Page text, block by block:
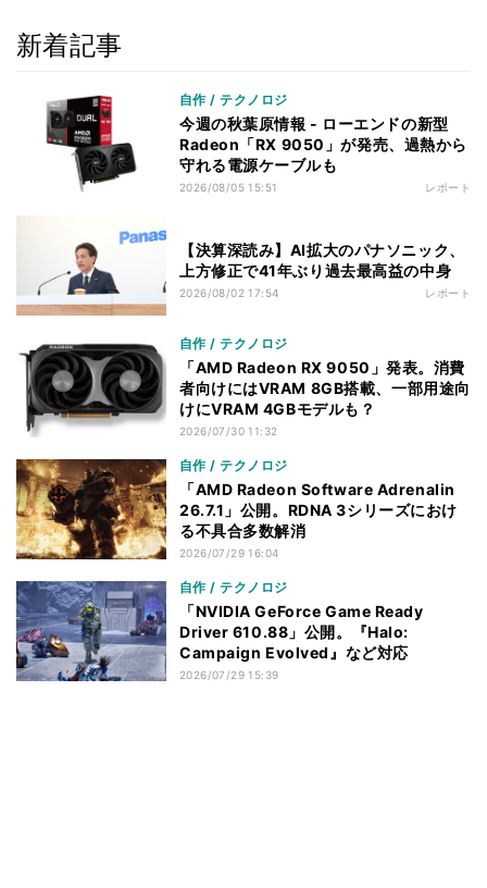
新着記事
自作 / テクノロジ
今週の秋葉原情報 - ローエンドの新型
Radeon「RX 9050」が発売、過熱から
守れる電源ケーブルも
2026/08/05 15:51 レポート
【決算深読み】AI拡大のパナソニック、
上方修正で41年ぶり過去最高益の中身
2026/08/02 17:54 レポート
自作 / テクノロジ
「AMD Radeon RX 9050」発表。消費
者向けにはVRAM 8GB搭載、一部用途向
けにVRAM 4GBモデルも？
2026/07/30 11:32
自作 / テクノロジ
「AMD Radeon Software Adrenalin
26.7.1」公開。RDNA 3シリーズにおけ
る不具合多数解消
2026/07/29 16:04
自作 / テクノロジ
「NVIDIA GeForce Game Ready
Driver 610.88」公開。『Halo:
Campaign Evolved』など対応
2026/07/29 15:39